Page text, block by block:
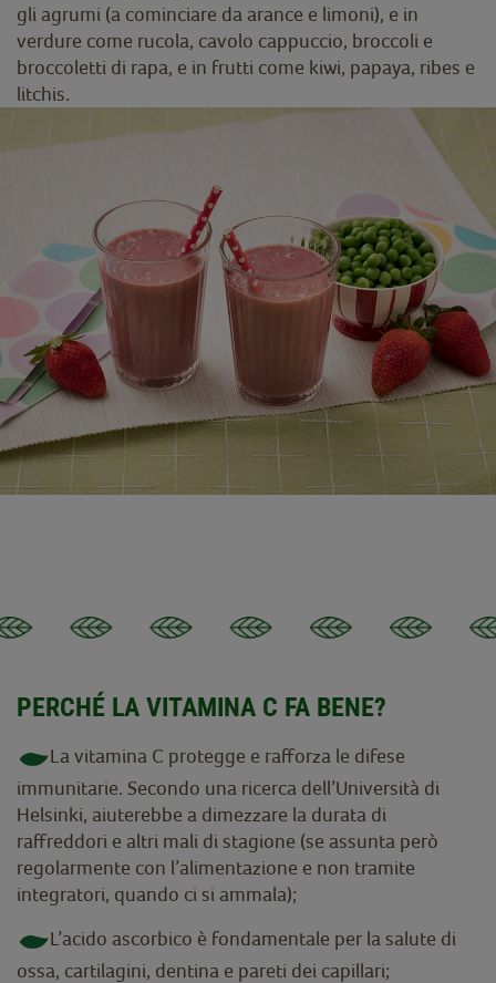
gli agrumi (a cominciare da arance e limoni), e in
verdure come rucola, cavolo cappuccio, broccoli e
broccoletti di rapa, e in frutti come kiwi, papaya, ribes e
litchis.
PERCHÉ LA VITAMINA C FA BENE?
La vitamina C protegge e rafforza le difese
immunitarie. Secondo una ricerca dell’Università di
Helsinki, aiuterebbe a dimezzare la durata di
raffreddori e altri mali di stagione (se assunta però
regolarmente con l’alimentazione e non tramite
integratori, quando ci si ammala);
L’acido ascorbico è fondamentale per la salute di
ossa, cartilagini, dentina e pareti dei capillari;